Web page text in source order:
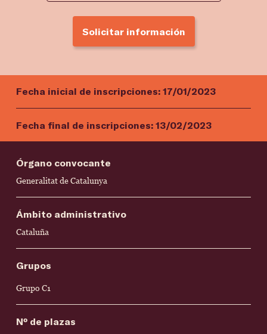
Solicitar información
Fecha inicial de inscripciones: 17/01/2023
Fecha final de inscripciones: 13/02/2023
Órgano convocante
Generalitat de Catalunya
Ámbito administrativo
Cataluña
Grupos
Grupo C1
Nº de plazas